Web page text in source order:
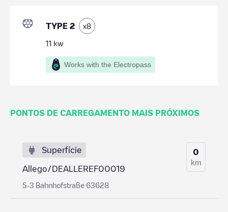
TYPE 2 x8
11 kw
Works with the Electropass
PONTOS DE CARREGAMENTO MAIS PRÓXIMOS
Superfície
Allego/DEALLEREF00019
5-3 Bahnhofstraße 63628
0
km